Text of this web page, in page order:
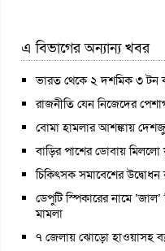
এ বিভাগের অন্যান্য খবর
ভারত থেকে ২ দশমিক ৩ টন
রাজনীতি যেন নিজেদের
বোমা হামলার আশঙ্কায়
বাড়ির পাশের ডোবায়
চিকিৎসক সমাবেশের উদ্বোধন
ডেপুটি স্পিকারের নামে
মামলা
৭ জেলায় ঝোড়ো হাওয়াসহ